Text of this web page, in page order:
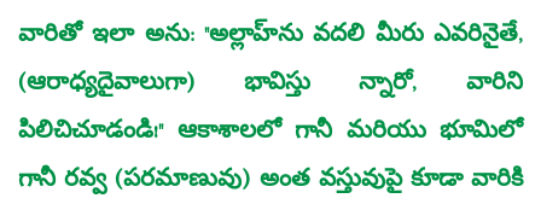
వారితో ఇలా అను: "అల్లాహ్‌ను వదలి మీరు ఎవరినైతే,
(ఆరాధ్యదైవాలుగా) భావిస్తు న్నారో, వారిని
పిలిచిచూడండి!" ఆకాశాలలో గానీ మరియు భూమిలో
గానీ రవ్వ (పరమాణువు) అంత వస్తువుపై కూడా వారికి